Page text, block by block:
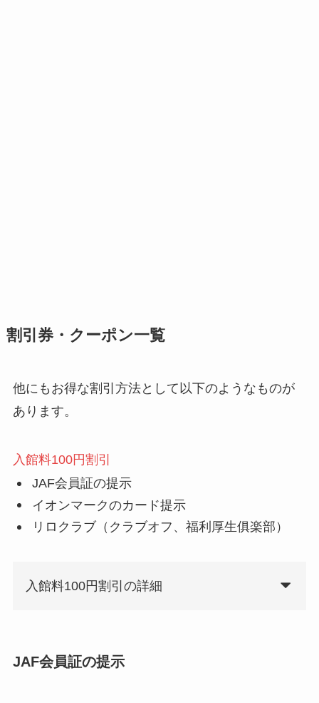
割引券・クーポン一覧
他にもお得な割引方法として以下のようなものが
あります。
入館料100円割引
JAF会員証の提示
イオンマークのカード提示
リロクラブ（クラブオフ、福利厚生俱楽部）
入館料100円割引の詳細
JAF会員証の提示